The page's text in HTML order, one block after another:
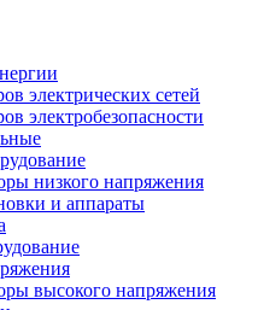
электрических сетей
электробезопасности
низкого напряжения
и аппараты
высокого напряжения